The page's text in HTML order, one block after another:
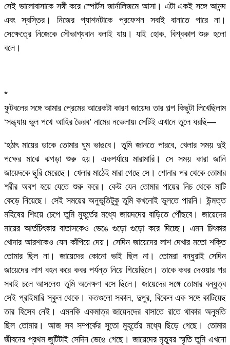
সেই ভালোবাসাকে সঙ্গী করে স্পোর্টস জার্নালিজমে আসা। এটা একই সঙ্গে আনন্দ
এবং স্বস্তির। নিজের প্যাশনটাকে প্রফেশন সবাই বানাতে পারে না।
সেক্ষেত্রে নিজেকে সৌভাগ্যবান বলাই যায়। যাই হোক, বিশ্বকাপ শুরু হলো
বলে।
*
ফুটবলের সঙ্গে আমার প্রেমের আরেকটা কারণ জায়েদ৷ তার গল্প কিছুটা লিখেছিলাম
‘সন্ধ্যায় ভুল পথে আহির ভৈরব’ নামের নভেলায়৷ সেটিই এখানে তুলে ধরছি—
‘হঠাৎ মায়ের ডাকে তোমার ঘুম ভাঙবে। তুমি জানতে পারবে, খেলার সময় দুই
পক্ষের মাঝে ঝগড়া শুরু হয়। একপর্যায়ে মারামারি। সে সময় কারা জানি
জায়েদকে ছুরি মেরেছে। খেলার মাঠেই মারা গেছে সে। শোনার পর থেকে তোমার
শরীর অবশ হয়ে যেতে শুরু করে। কেউ যেন তোমার পায়ের নিচ থেকে মাটি
কেড়ে নিয়েছে। সেই সময়ের অনুভূতিটুকু তুমি কখনোই ভুলতে পারনি। উন্মত্ত
মহিষের শিংয়ে চেপে তুমি মুহূর্তের মধ্যে জায়দদের বাড়িতে পৌঁছবে। জায়েদের
মায়ের আর্তচিৎকার বাতাসকেও ভেঙে গুড়ো গুড়ো করে দিচ্ছে। এমন চিৎকার
খোদার আরশকেও যেন কাঁপিয়ে দেয়। সেদিন জায়েদের লাশ দেখার মতো শক্তি
তোমার ছিল না। জায়েদের কোনো ভাই ছিল না। তোমরা বন্ধুরাই সেদিন
জায়েদের লাশ বহন করে কবর পর্যন্ত নিয়ে গিয়েছিলে। তাকে কবর দেওয়ার পর
সবাই চলে আসলেও তুমি অনেক্ষণ বসে ছিলে। জায়েদের সঙ্গে তোমার বন্ধুত্ব
সেই প্রাইমারি স্কুল থেকে। কতগুলো সকাল, দুপুর, বিকেল এক সঙ্গে কাটিয়েছ
তার হিসেব নেই। এমনকি একমাত্র জায়েদদের বাসাতে রাতে থাকার অনুমতি
ছিল তোমার। আজ সব সম্পর্কের সুতো মুহূর্তের মধ্যে ছিড়ে গেছে। তোমার
জীবনের প্রথম জুটিটাই সেদিন ভেঙে গেছে। জায়েদের মৃত্যুর স্মৃতি তুমি এখনো